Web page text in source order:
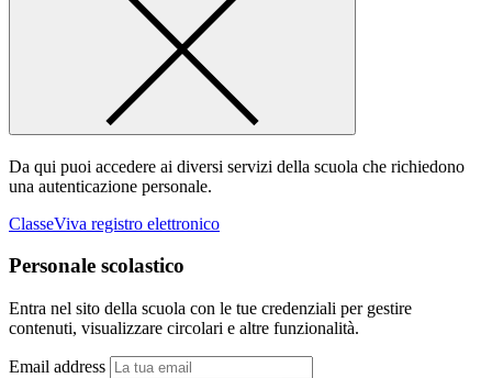
Da qui puoi accedere ai diversi servizi della scuola che richiedono
una autenticazione personale.
ClasseViva registro elettronico
Personale scolastico
Entra nel sito della scuola con le tue credenziali per gestire
contenuti, visualizzare circolari e altre funzionalità.
Email address